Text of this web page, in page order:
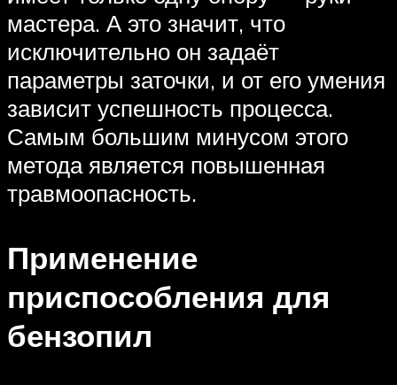
мастера. А это значит, что
исключительно он задаёт
параметры заточки, и от его умения
зависит успешность процесса.
Самым большим минусом этого
метода является повышенная
травмоопасность.
Применение
приспособления для
бензопил